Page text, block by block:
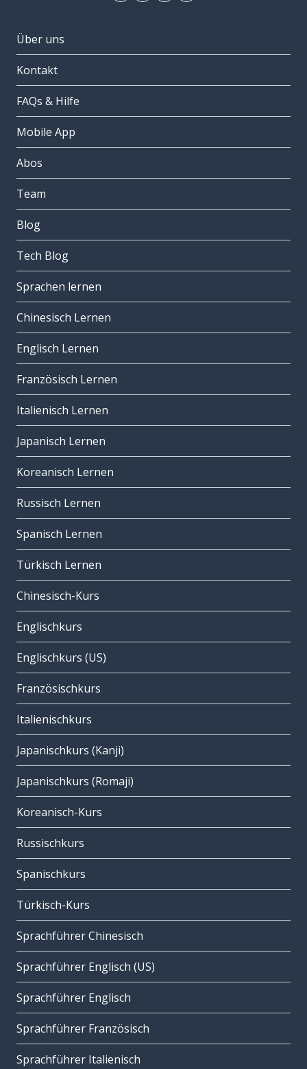
Über uns
Kontakt
FAQs & Hilfe
Mobile App
Abos
Team
Blog
Tech Blog
Sprachen lernen
Chinesisch Lernen
Englisch Lernen
Französisch Lernen
Italienisch Lernen
Japanisch Lernen
Koreanisch Lernen
Russisch Lernen
Spanisch Lernen
Türkisch Lernen
Chinesisch-Kurs
Englischkurs
Englischkurs (US)
Französischkurs
Italienischkurs
Japanischkurs (Kanji)
Japanischkurs (Romaji)
Koreanisch-Kurs
Russischkurs
Spanischkurs
Türkisch-Kurs
Sprachführer Chinesisch
Sprachführer Englisch (US)
Sprachführer Englisch
Sprachführer Französisch
Sprachführer Italienisch